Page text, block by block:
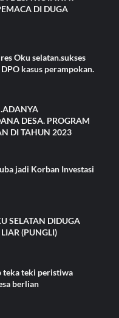
DI DUGA
Oku selatan.sukses
kasus perampokan.
DESA. PROGRAM
DI TAHUN 2023
jadi Korban Investasi
SELATAN DIDUGA
(PUNGLI)
teka teki peristiwa
berlian